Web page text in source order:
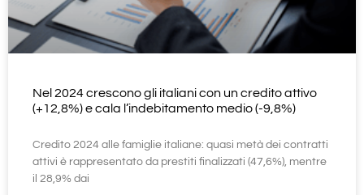
Nel 2024 crescono gli italiani con un credito attivo
(+12,8%) e cala l’indebitamento medio (-9,8%)
Credito 2024 alle famiglie italiane: quasi metà dei contratti
attivi è rappresentato da prestiti finalizzati (47,6%), mentre
il 28,9% dai